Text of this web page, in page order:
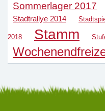
Sommerlager 2017
Stadtrallye 2014
2018 Stamm